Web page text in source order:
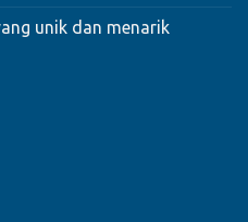
unik dan menarik